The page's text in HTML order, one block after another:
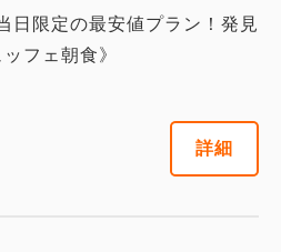
日限定の最安値プラン！発見
フェ朝食》
詳細